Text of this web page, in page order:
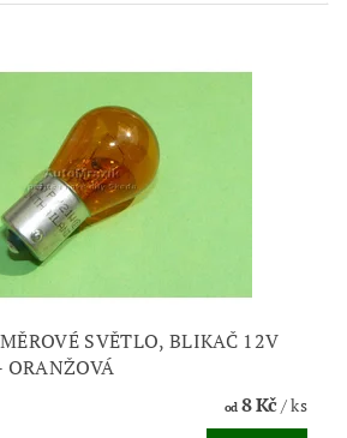
SVĚTLO, BLIKAČ 12V
ORANŽOVÁ
od8 Kč/ ks